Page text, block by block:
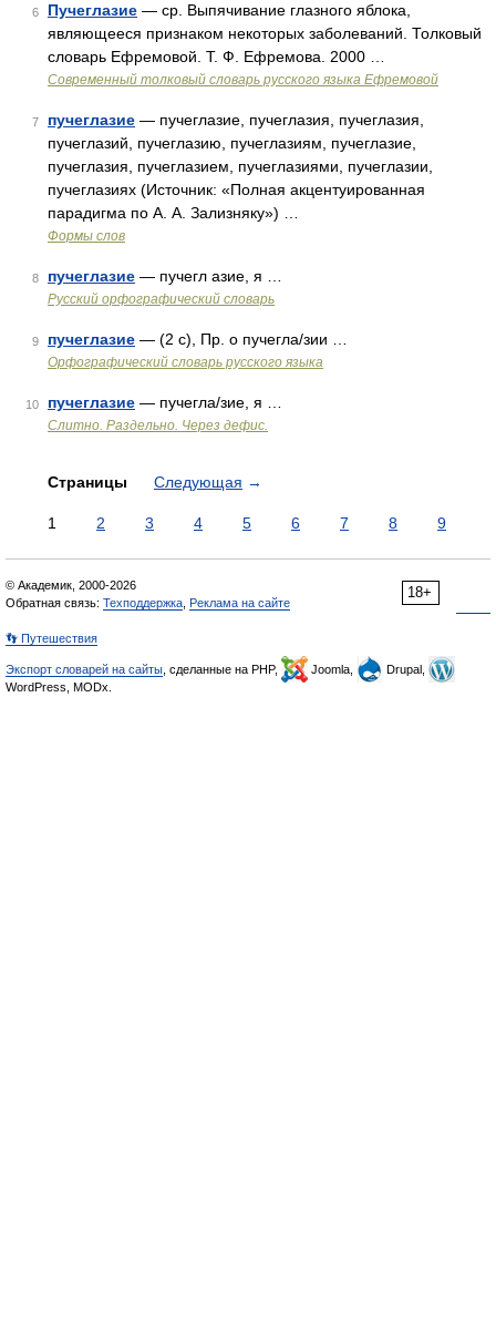
6 Пучеглазие — ср. Выпячивание глазного яблока,
являющееся признаком некоторых заболеваний. Толковый
словарь Ефремовой. Т. Ф. Ефремова. 2000 …
Современный толковый словарь русского языка Ефремовой
7 пучеглазие — пучеглазие, пучеглазия, пучеглазия,
пучеглазий, пучеглазию, пучеглазиям, пучеглазие,
пучеглазия, пучеглазием, пучеглазиями, пучеглазии,
пучеглазиях (Источник: «Полная акцентуированная
парадигма по А. А. Зализняку») …
Формы слов
8 пучеглазие — пучегл азие, я …
Русский орфографический словарь
9 пучеглазие — (2 с), Пр. о пучегла/зии …
Орфографический словарь русского языка
10 пучеглазие — пучегла/зие, я …
Слитно. Раздельно. Через дефис.
Страницы Следующая →
1 2 3 4 5 6 7 8 9
18+
© Академик, 2000-2026
Обратная связь: Техподдержка Реклама на сайте
👣 Путешествия
Экспорт словарей на сайты , сделанные на PHP, Joomla,
Drupal,
WordPress, MODx.